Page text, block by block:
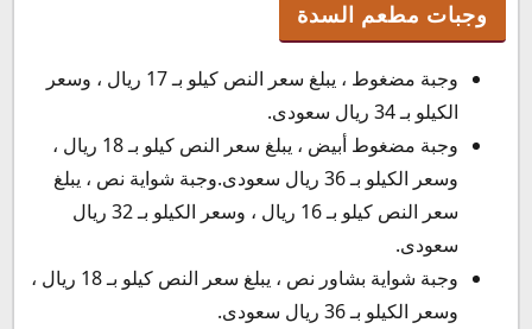
وجبات مطعم السدة
وجبة مضغوط ، يبلغ سعر النص كيلو بـ 17 ريال ، وسعر
الكيلو بـ 34 ريال سعودى.
وجبة مضغوط أبيض ، يبلغ سعر النص كيلو بـ 18 ريال ،
وسعر الكيلو بـ 36 ريال سعودى.وجبة شواية نص ، يبلغ
سعر النص كيلو بـ 16 ريال ، وسعر الكيلو بـ 32 ريال
سعودى.
وجبة شواية بشاور نص ، يبلغ سعر النص كيلو بـ 18 ريال ،
وسعر الكيلو بـ 36 ريال سعودى.